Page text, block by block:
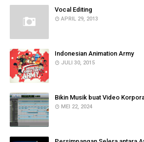
Vocal Editing
APRIL 29, 2013
Indonesian Animation Army
JULI 30, 2015
Bikin Musik buat Video
MEI 22, 2024